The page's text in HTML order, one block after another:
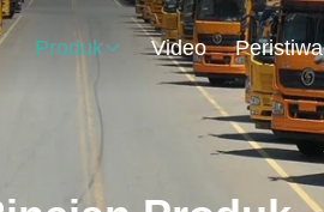
Produk Video Peristiwa